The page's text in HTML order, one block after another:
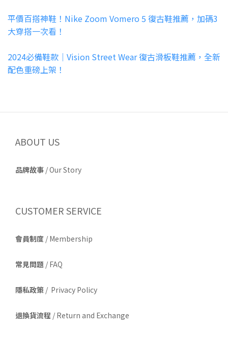
平價百搭神鞋！Nike Zoom Vomero 5 復古鞋推薦，加碼3
大穿搭一次看！
2024必備鞋款｜Vision Street Wear 復古滑板鞋推薦，全新
配色重磅上架！
ABOUT US
品牌故事 /Our Story
CUSTOMER SERVICE
會員制度 / Membership
常見問題 / FAQ
隱私政策 / Privacy Policy
退換貨流程 / Return and Exchange